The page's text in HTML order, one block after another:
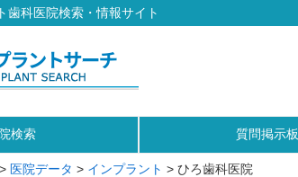
歯科医院検索・情報サイト
検索 質問掲示板
> 医院データ > インプラント > ひろ歯科医院